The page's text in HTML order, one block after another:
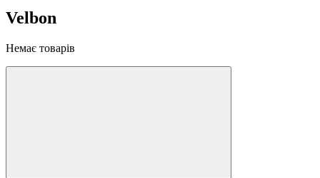
Velbon
Немає товарів